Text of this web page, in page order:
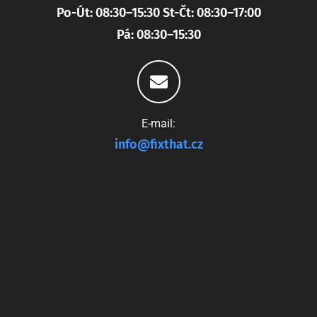
Po-Út: 08:30–15:30 St-Čt: 08:30–17:00
Pá: 08:30–15:30
E-mail:
info@fixthat.cz